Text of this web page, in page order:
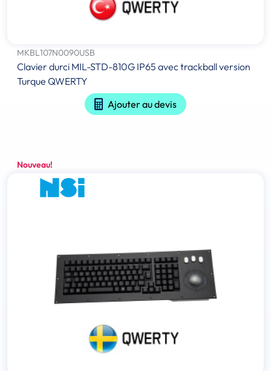
MKBL107N0090USB
Clavier durci MIL-STD-810G IP65 avec trackball version
Turque QWERTY
Ajouter au devis
Nouveau!